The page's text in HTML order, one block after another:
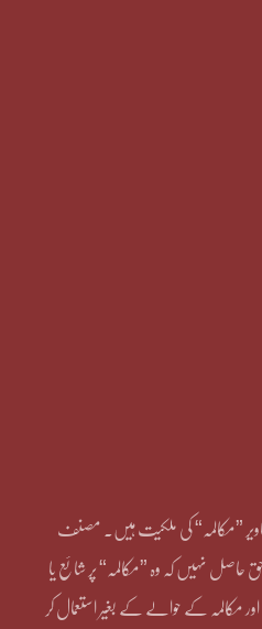
تصاویر ”مکالمہ“ کی ملکیت ہیں۔ مصنف
حاصل نہیں کہ وہ ”مکالمہ“ پر شائع یا
مکالمہ کے حوالے کے بغیر استعمال کر